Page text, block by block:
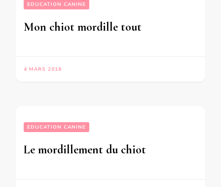
EDUCATION CANINE
Mon chiot mordille tout
4 MARS 2016
EDUCATION CANINE
Le mordillement du chiot